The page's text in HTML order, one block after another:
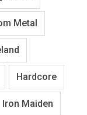
Metal
Hardcore
Iron Maiden